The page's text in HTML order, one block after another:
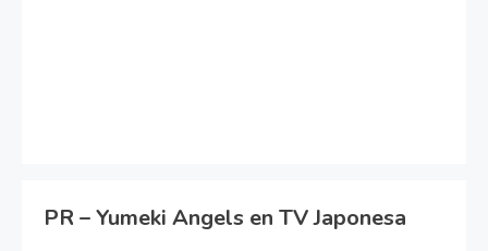
PR – Yumeki Angels en TV Japonesa